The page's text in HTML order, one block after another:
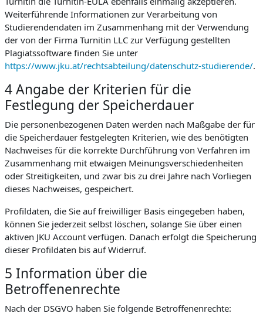
Weiterführende Informationen zur Verarbeitung von
Studierendendaten im Zusammenhang mit der Verwendung
der von der Firma Turnitin LLC zur Verfügung gestellten
Plagiatssoftware finden Sie unter
https://www.jku.at/rechtsabteilung/datenschutz-studierende/.
4 Angabe der Kriterien für die
Festlegung der Speicherdauer
Die personenbezogenen Daten werden nach Maßgabe der für
die Speicherdauer festgelegten Kriterien, wie des benötigten
Nachweises für die korrekte Durchführung von Verfahren im
Zusammenhang mit etwaigen Meinungsverschiedenheiten
oder Streitigkeiten, und zwar bis zu drei Jahre nach Vorliegen
dieses Nachweises, gespeichert.
Profildaten, die Sie auf freiwilliger Basis eingegeben haben,
können Sie jederzeit selbst löschen, solange Sie über einen
aktiven JKU Account verfügen. Danach erfolgt die Speicherung
dieser Profildaten bis auf Widerruf.
5 Information über die
Betroffenenrechte
Nach der DSGVO haben Sie folgende Betroffenenrechte: